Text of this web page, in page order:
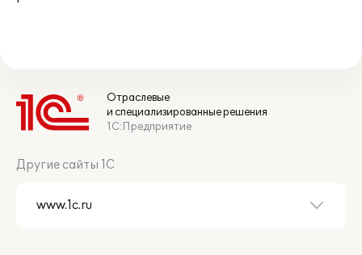
Отраслевые
и специализированные решения
1С:Предприятие
Другие сайты 1С